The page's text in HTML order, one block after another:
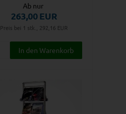
Ab nur
263,00EUR
Preis bei 1 stk., 292,16 EUR